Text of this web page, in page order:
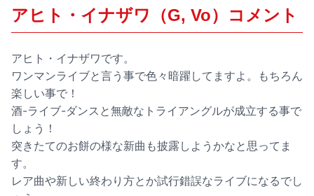
アヒト・イナザワ（G, Vo）コメント
アヒト・イナザワです。
ワンマンライブと言う事で色々暗躍してますよ。もちろん
楽しい事で！
酒-ライブ-ダンスと無敵なトライアングルが成立する事で
しょう！
突きたてのお餅の様な新曲も披露しようかなと思ってま
す。
レア曲や新しい終わり方とか試行錯誤なライブになるでし